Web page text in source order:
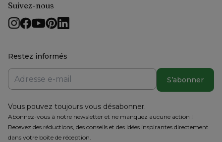
Suivez-nous
Restez informés
S’abonner
Vous pouvez toujours vous désabonner.
Abonnez-vous à notre newsletter et ne manquez aucune action !
Recevez des réductions, des conseils et des idées inspirantes directement
dans votre boîte de réception.